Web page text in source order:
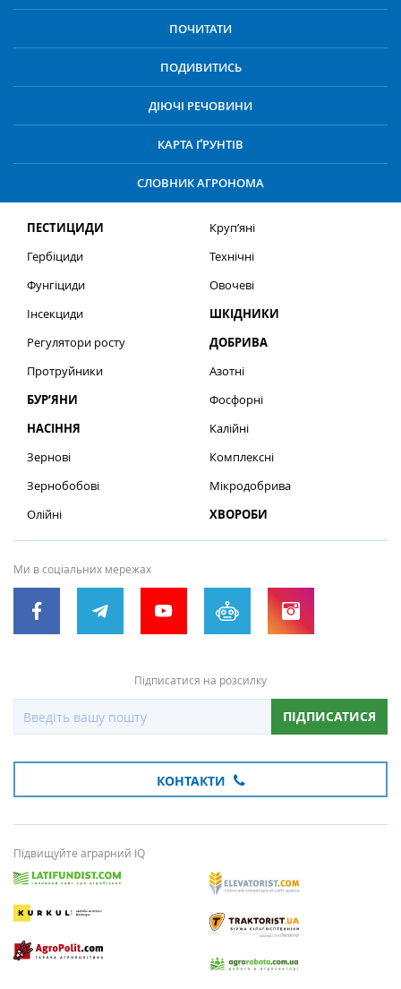
ПОЧИТАТИ
ПОДИВИТИСЬ
ДІЮЧІ РЕЧОВИНИ
КАРТА ҐРУНТІВ
СЛОВНИК АГРОНОМА
ПЕСТИЦИДИ
Гербіциди
Фунгіциди
Інсекциди
Регулятори росту
Протруйники
БУР’ЯНИ
НАСІННЯ
Зернові
Зернобобові
Олійні
Круп’яні
Технічні
Овочеві
ШКІДНИКИ
ДОБРИВА
Азотні
Фосфорні
Калійні
Комплексні
Мікродобрива
ХВОРОБИ
Ми в соціальних мережах
Підписатися на розсилку
ПІДПИСАТИСЯ
КОНТАКТИ
Підвищуйте аграрний IQ